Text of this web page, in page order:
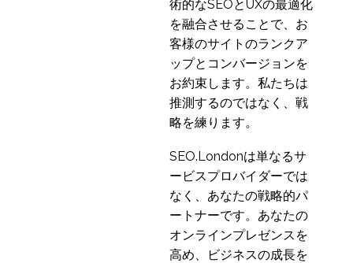
術的なSEOとUXの最適化
を融合させることで、お
客様のサイトのランクア
ップとコンバージョンを
お約束します。私たちは
推測するのではなく、戦
略を練ります。
SEO.Londonは単なるサ
ービスプロバイダーでは
なく、あなたの戦略的パ
ートナーです。あなたの
オンラインプレゼンスを
高め、ビジネスの成長を